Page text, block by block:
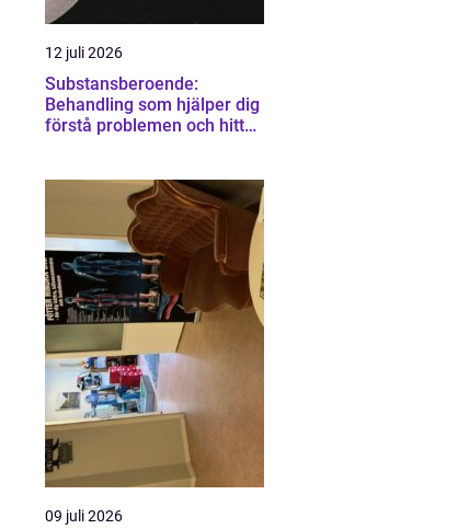
12 juli 2026
Substansberoende:
Behandling som hjälper dig
förstå problemen och hitta
09 juli 2026